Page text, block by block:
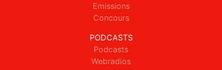
Emissions
Concours
PODCASTS
Podcasts
Webradios